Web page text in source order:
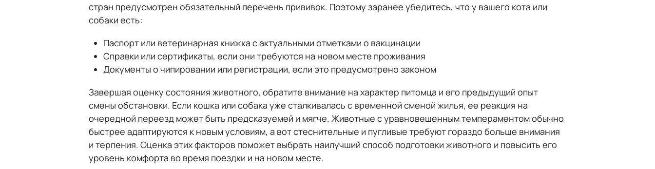
стран предусмотрен обязательный перечень прививок. Поэтому заранее убедитесь, что у вашего кота или
собаки есть:
Паспорт или ветеринарная книжка с актуальными отметками о вакцинации
Справки или сертификаты, если они требуются на новом месте проживания
Документы о чипировании или регистрации, если это предусмотрено законом
Завершая оценку состояния животного, обратите внимание на характер питомца и его предыдущий опыт
смены обстановки. Если кошка или собака уже сталкивалась с временной сменой жилья, ее реакция на
очередной переезд может быть предсказуемей и мягче. Животные с уравновешенным темпераментом обычно
быстрее адаптируются к новым условиям, а вот стеснительные и пугливые требуют гораздо больше внимания
и терпения. Оценка этих факторов поможет выбрать наилучший способ подготовки животного и повысить его
уровень комфорта во время поездки и на новом месте.